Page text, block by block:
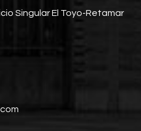
Singular El Toyo-Retamar